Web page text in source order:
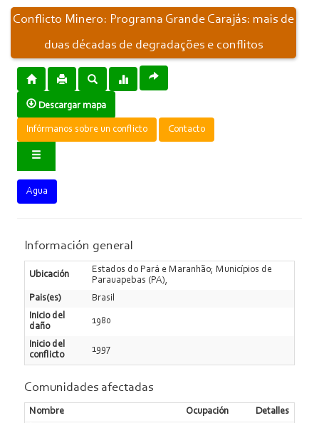
Conflicto Minero: Programa Grande Carajás: mais de
duas décadas de degradações e conflitos
Descargar mapa
Infórmanos sobre un conflicto Contacto
Agua
Información general
Ubicación
Estados do Pará e Maranhão; Municípios de
Parauapebas (PA),
Pais(es)
Brasil
Inicio del
daño
1980
Inicio del
conflicto
1997
Comunidades afectadas
Nombre Ocupación
Detalles